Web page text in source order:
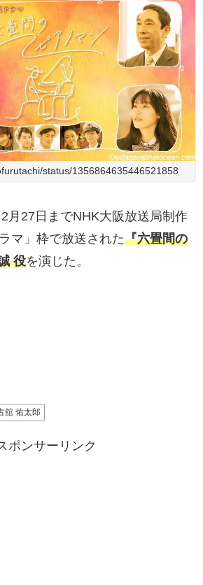
status/1356864635446521858
月27日までNHK大阪放送局制作
マ」枠で放送された『六畳間の
役を演じた。
舘 佑太郎
ポンサーリンク